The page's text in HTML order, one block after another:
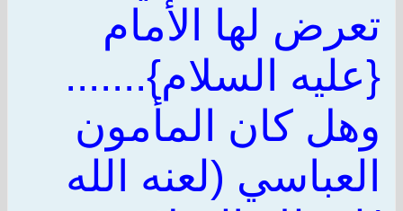
تعرض لها الأمام
{عليه السلام}.......
وهل كان المأمون
العباسي (لعنه الله